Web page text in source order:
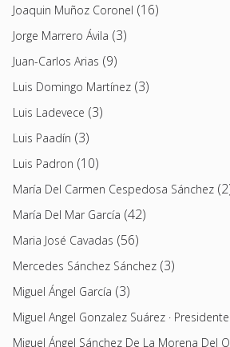
Joaquin Muñoz Coronel (16)
Jorge Marrero Ávila (3)
Juan-Carlos Arias (9)
Luis Domingo Martínez (3)
Luis Ladevece (3)
Luis Paadín (3)
Luis Padron (10)
María Del Carmen Cespedosa Sánchez
María Del Mar García (42)
Maria José Cavadas (56)
Mercedes Sánchez Sánchez (3)
Miguel Ángel García (3)
Miguel Angel Gonzalez Suárez · Presidente
Miguel Ángel Sánchez De La Morena Del